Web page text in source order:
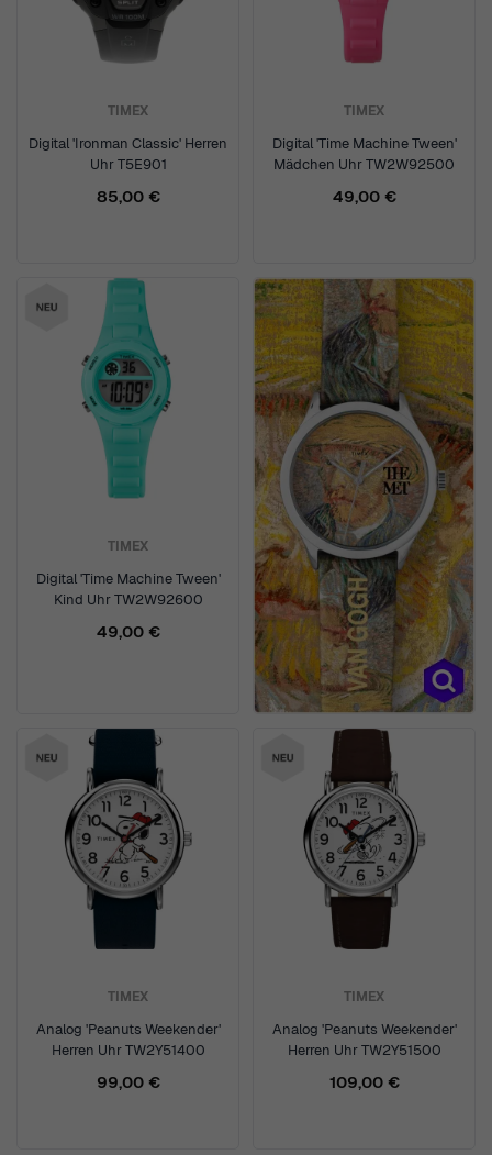
TIMEX
Digital 'Ironman Classic' Herren
Uhr T5E901
85,00 €
TIMEX
Digital 'Time Machine Tween'
Mädchen Uhr TW2W92500
49,00 €
TIMEX
Digital 'Time Machine Tween'
Kind Uhr TW2W92600
49,00 €
TIMEX
Analog 'Peanuts Weekender'
Herren Uhr TW2Y51400
99,00 €
TIMEX
Analog 'Peanuts Weekender'
Herren Uhr TW2Y51500
109,00 €